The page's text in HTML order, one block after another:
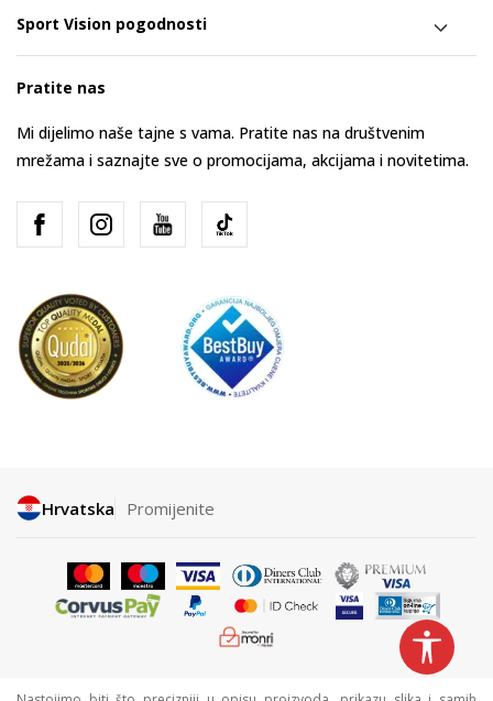
Sport Vision pogodnosti
Pratite nas
Mi dijelimo naše tajne s vama. Pratite nas na društvenim
mrežama i saznajte sve o promocijama, akcijama i novitetima.
Hrvatska Promijenite